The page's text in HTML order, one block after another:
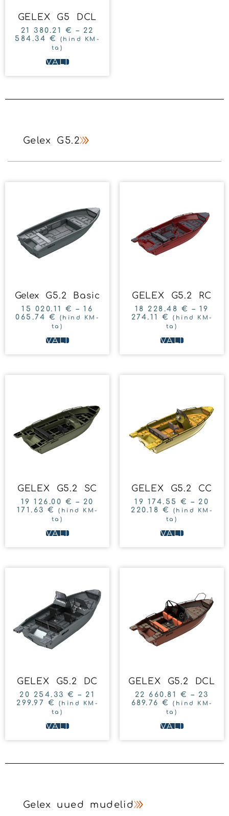
GELEX G5 DCL
21 380.21 € – 22
584.34 €
(hind KM-
ta)
VALI
Gelex G5.2
Gelex G5.2 Basic
15 020.11 € – 16
065.74 €
(hind KM-
ta)
VALI
GELEX G5.2 RC
18 228.48 € – 19
274.11 €
(hind KM-
ta)
VALI
GELEX G5.2 SC
19 126.00 € – 20
171.63 €
(hind KM-
ta)
VALI
GELEX G5.2 CC
19 174.55 € – 20
220.18 €
(hind KM-
ta)
VALI
GELEX G5.2 DC
20 254.33 € – 21
299.97 €
(hind KM-
ta)
VALI
GELEX G5.2 DCL
22 660.81 € – 23
689.76 €
(hind KM-
ta)
VALI
Gelex uued mudelid